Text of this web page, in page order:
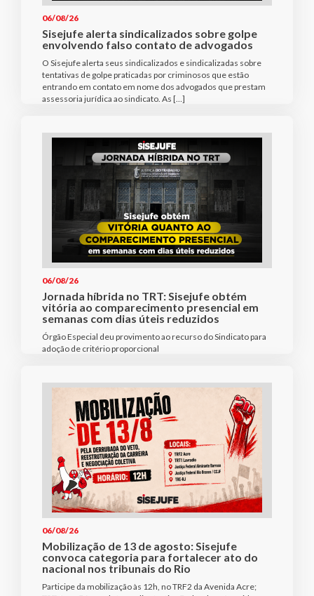
06/08/26
Sisejufe alerta sindicalizados sobre golpe
envolvendo falso contato de advogados
O Sisejufe alerta seus sindicalizados e sindicalizadas sobre
tentativas de golpe praticadas por criminosos que estão
entrando em contato em nome dos advogados que prestam
assessoria jurídica ao sindicato. As […]
06/08/26
Jornada híbrida no TRT: Sisejufe obtém
vitória ao comparecimento presencial em
semanas com dias úteis reduzidos
Órgão Especial deu provimento ao recurso do Sindicato para
adoção de critério proporcional
06/08/26
Mobilização de 13 de agosto: Sisejufe
convoca categoria para fortalecer ato do
nacional nos tribunais do Rio
Participe da mobilização às 12h, no TRF2 da Avenida Acre;